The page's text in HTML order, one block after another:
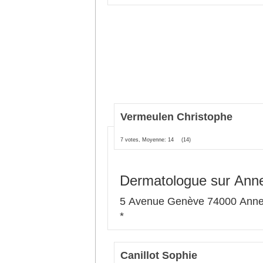
Vermeulen Christophe
7 votes, Moyenne: 14 (14)
Dermatologue sur
5 Avenue Genève 74000
*
Canillot Sophie